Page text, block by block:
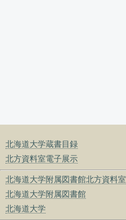
北海道大学蔵書目録
北方資料室電子展示
北海道大学附属図書館北方資料室
北海道大学附属図書館
北海道大学